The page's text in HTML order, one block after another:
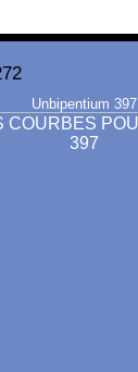
Unbipentium 397